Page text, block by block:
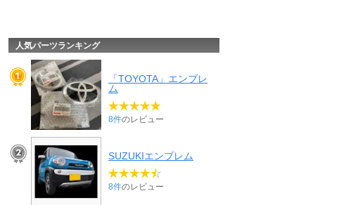
人気パーツランキング
「TOYOTA」エンブレ
ム
8件のレビュー
SUZUKIエンブレム
8件のレビュー